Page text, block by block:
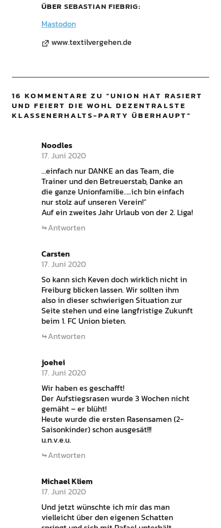
ÜBER SEBASTIAN FIEBRIG
Mastodon
www.textilvergehen.de
16 KOMMENTARE ZU “UNION HAT RASIERT
UND FEIERT DIE WOHL DEZENTRALSTE
KLASSENERHALTS-PARTY ÜBERHAUPT”
Noodles
17. Juni 2020
…einfach nur DANKE an das Team, die
Trainer und den Betreuerstab, Danke an
die ganze Unionfamilie…..ich bin einfach
nur stolz auf unseren Verein!“
Auf ein zweites Jahr Urlaub von der 2. Liga!
Antworten
Carsten
17. Juni 2020
So kann sich Keven doch wirklich nicht in
Freiburg blicken lassen. Wir sollten ihm
also in dieser schwierigen Situation zur
Seite stehen und eine langfristige Zukunft
beim 1. FC Union bieten.
Antworten
joehei
17. Juni 2020
Wir haben es geschafft!
Der Aufstiegsrasen wurde 3 Wochen nicht
gemäht – er blüht!
Heute wurde die ersten Rasensamen (2-
Saisonkinder) schon ausgesät!!!
u.n.v.e.u.
Antworten
Michael Kliem
17. Juni 2020
Und jetzt wünschte ich mir das man
vielleicht über den eigenen Schatten